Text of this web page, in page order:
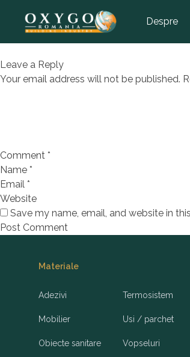
Despre
Leave a Reply
Your email address will not be published.
Comment *
Name *
Email *
Website
Save my name, email, and website in
Materiale
Adezivi
Mobilier
Obiecte sanitare
Termosistem
Usi / parchet
Vopseluri